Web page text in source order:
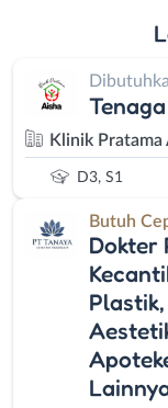
Klinik Pratama
D3, S1
Butuh
Dokter